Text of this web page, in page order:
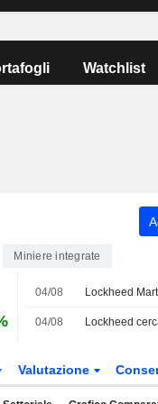
Watchlist
Miniere integrate
04/08
04/08
Valutazione